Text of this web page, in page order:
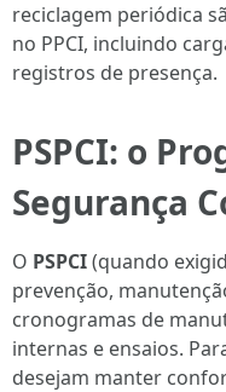
reciclagem periódica
no PPCI, incluindo
registros de presença.
PSPCI: o
Segurança
O PSPCI(quando
prevenção,
cronogramas de
internas e ensaios.
desejam manter